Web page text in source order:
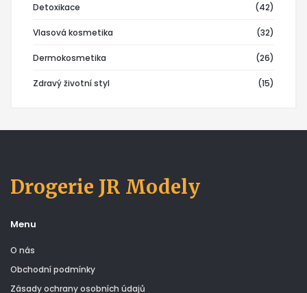
Detoxikace (42)
Vlasová kosmetika (32)
Dermokosmetika (26)
Zdravý životní styl (15)
Drogerie JR Modely
Menu
O nás
Obchodní podmínky
Zásady ochrany osobních údajů